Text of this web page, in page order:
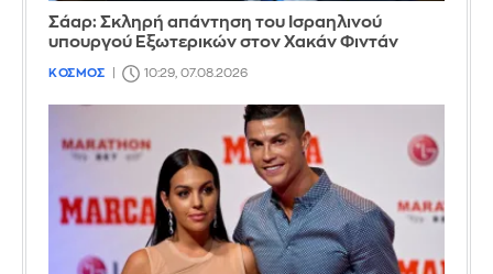
Σάαρ: Σκληρή απάντηση του Ισραηλινού
υπουργού Εξωτερικών στον Χακάν Φιντάν
ΚΟΣΜΟΣ 10:29, 07.08.2026